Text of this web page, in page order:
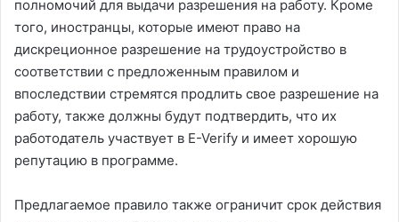
полномочий для выдачи разрешения на работу. Кроме
того, иностранцы, которые имеют право на
дискреционное разрешение на трудоустройство в
соответствии с предложенным правилом и
впоследствии стремятся продлить свое разрешение на
работу, также должны будут подтвердить, что их
работодатель участвует в E-Verify и имеет хорошую
репутацию в программе.
Предлагаемое правило также ограничит срок действия